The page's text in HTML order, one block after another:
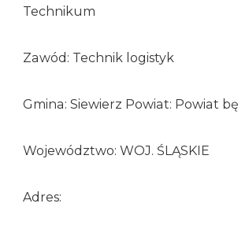
Technikum
Zawód: Technik logistyk
Gmina: Siewierz Powiat: Powiat
Województwo: WOJ. ŚLĄSKIE
Adres: